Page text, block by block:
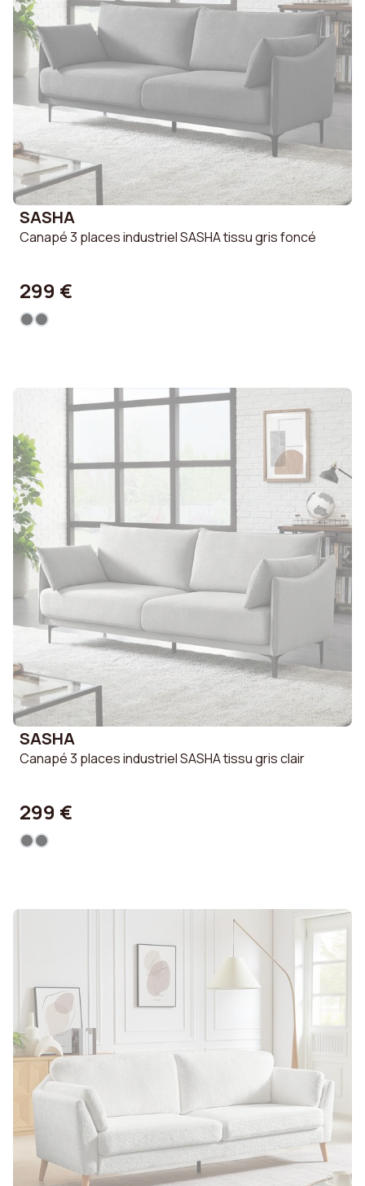
SASHA
Canapé 3 places industriel SASHA tissu gris foncé
299 €
SASHA
Canapé 3 places industriel SASHA tissu gris clair
299 €